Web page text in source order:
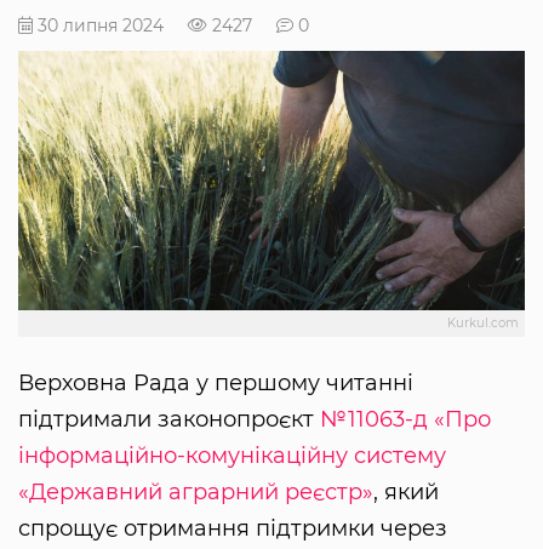
30 липня 2024 2427 0
Kurkul.com
Верховна Рада у першому читанні
підтримали законопроєкт №11063-д «Про
інформаційно-комунікаційну систему
«Державний аграрний реєстр», який
спрощує отримання підтримки через